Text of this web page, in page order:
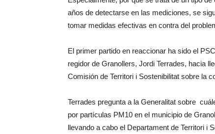
años de detectarse en las mediciones, se
tomar medidas efectivas en contra del
El primer partido en reaccionar ha sido el
regidor de Granollers, Jordi Terrades, hacia
Comisión de Territori i Sostenibilitat sobre la
Terrades pregunta a la Generalitat sobre
por partículas PM10 en el municipio de
llevando a cabo el Departament de Territori i